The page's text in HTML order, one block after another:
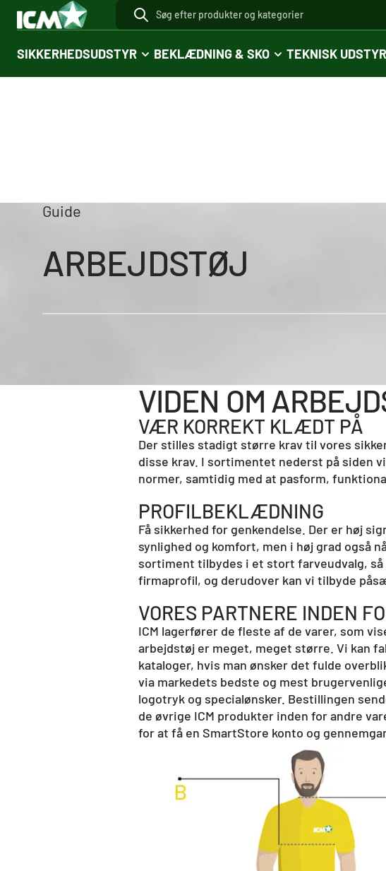
SIKKERHEDSUDSTYR BEKLÆDNING & SKO TEKNISK UDSTYR
Guide
ARBEJDSTØJ
VIDEN OM
​​​​​​​VÆR KORREKT KLÆDT PÅ
Der stilles stadigt større krav til vores
disse krav. I sortimentet nederst på siden
normer, samtidig med at pasform,
PROFILBEKLÆDNING
Få sikkerhed for genkendelse. Der er høj
synlighed og komfort, men i høj grad også
sortiment tilbydes i et stort farveudvalg,
firmaprofil, og derudover kan vi tilbyde
VORES PARTNERE INDEN
ICM lagerfører de fleste af de varer, som
arbejdstøj er meget, meget større. Vi kan
kataloger, hvis man ønsker det fulde
via markedets bedste og mest
logotryk og specialønsker. Bestillingen
de øvrige ICM produkter inden for andre
for at få en SmartStore konto og